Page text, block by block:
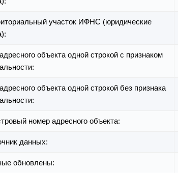
участок ИФНС (юридические
объекта одной строкой с признаком
объекта одной строкой без признака
номер адресного объекта:
данных:
обновлены: